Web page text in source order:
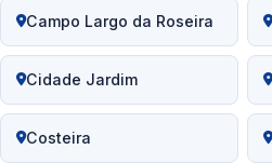
Campo Largo da Roseira
Cidade Jardim
Costeira